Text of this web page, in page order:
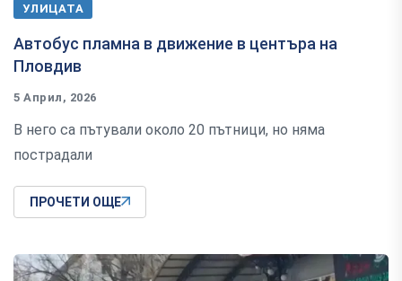
УЛИЦАТА
Автобус пламна в движение в центъра на
Пловдив
5 Април, 2026
В него са пътували около 20 пътници, но няма
пострадали
ПРОЧЕТИ ОЩЕ